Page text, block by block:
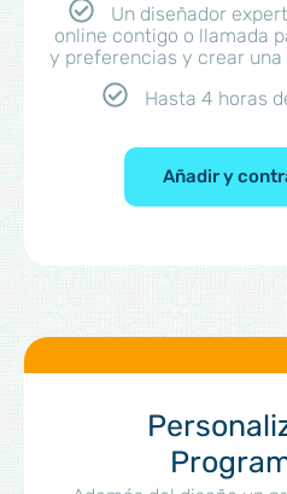
Un diseñador
online contigo o llamada
y preferencias y crear
Hasta 4 horas
Añadir y